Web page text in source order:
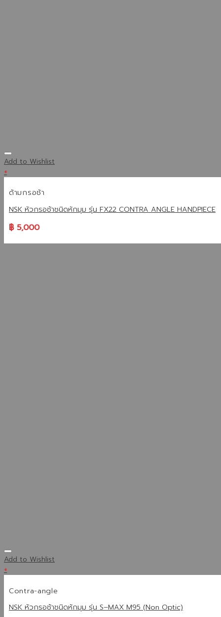
Add to Wishlist
+
ด้ามกรอช้า
NSK หัวกรอช้าชนิดหักมุม รุ่น FX22 CONTRA ANGLE HANDPIECE
฿5,000
Add to Wishlist
+
Contra-angle
NSK หัวกรอช้าชนิดหักมุม รุ่น S–MAX M95 (Non Optic)